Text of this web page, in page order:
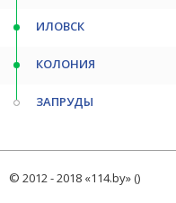
ИЛОВСК
КОЛОНИЯ
ЗАПРУДЫ
© 2012 - 2018 «114.by» ()